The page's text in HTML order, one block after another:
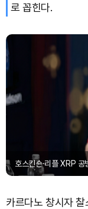
로 꼽힌다.
호스킨슨·리플 XRP
카르다노 창시자 찰